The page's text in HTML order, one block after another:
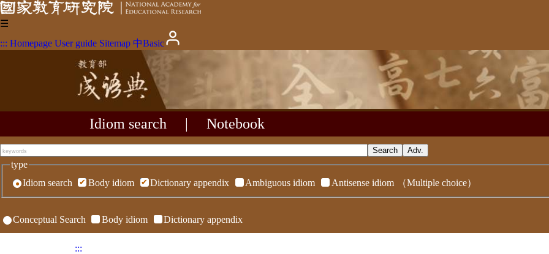
☰
::: Homepage User guide Sitemap 中Basic
Idiom search Notebook
type
Idiom search
Body idiom Dictionary appendix Ambiguous idiom Antisense idiom （Multiple choice）
Conceptual Search Body idiom Dictionary appendix
:::